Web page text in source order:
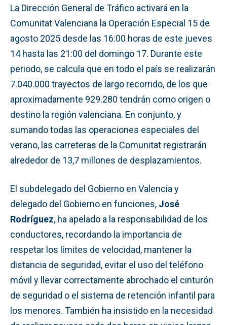
La Dirección General de Tráfico activará en la
Comunitat Valenciana la Operación Especial 15 de
agosto 2025 desde las 16:00 horas de este jueves
14 hasta las 21:00 del domingo 17. Durante este
periodo, se calcula que en todo el país se realizarán
7.040.000 trayectos de largo recorrido, de los que
aproximadamente 929.280 tendrán como origen o
destino la región valenciana. En conjunto, y
sumando todas las operaciones especiales del
verano, las carreteras de la Comunitat registrarán
alrededor de 13,7 millones de desplazamientos.
El subdelegado del Gobierno en Valencia y
delegado del Gobierno en funciones, José
Rodríguez, ha apelado a la responsabilidad de los
conductores, recordando la importancia de
respetar los límites de velocidad, mantener la
distancia de seguridad, evitar el uso del teléfono
móvil y llevar correctamente abrochado el cinturón
de seguridad o el sistema de retención infantil para
los menores. También ha insistido en la necesidad